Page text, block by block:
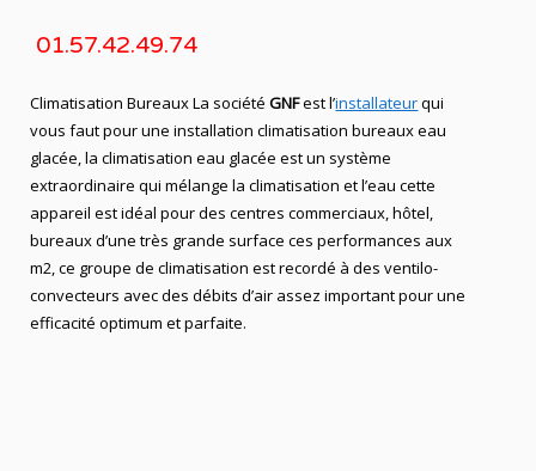
01.57.42.49.74
Climatisation Bureaux La sociétéGNFest l’installateurqui
vous faut pour une installation climatisation bureaux eau
glacée, la climatisation eau glacée est un système
extraordinaire qui mélange la climatisation et l’eau cette
appareil est idéal pour des centres commerciaux, hôtel,
bureaux d’une très grande surface ces performances aux
m2, ce groupe de climatisation est recordé à des ventilo-
convecteurs avec des débits d’air assez important pour une
efficacité optimum et parfaite.